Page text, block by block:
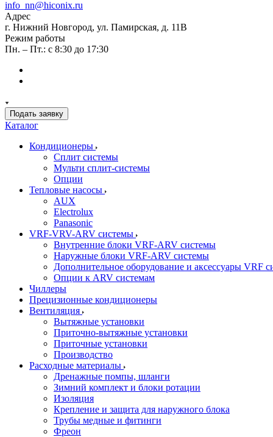
info_nn@hiconix.ru
Адрес
г. Нижний Новгород, ул. Памирская, д. 11В
Режим работы
Пн. – Пт.: с 8:30 до 17:30
Подать заявку
Каталог
Кондиционеры
Сплит системы
Мульти сплит-системы
Опции
Тепловые насосы
AUX
Electrolux
Panasonic
VRF-VRV-ARV системы
Внутренние блоки VRF-ARV системы
Наружные блоки VRF-ARV системы
Дополнительное оборудование и аксессуары VRF
Опции к ARV системам
Чиллеры
Прецизионные кондиционеры
Вентиляция
Вытяжные установки
Приточно-вытяжные установки
Приточные установки
Производство
Расходные материалы
Дренажные помпы, шланги
Зимний комплект и блоки ротации
Изоляция
Крепление и защита для наружного блока
Трубы медные и фитинги
Фреон